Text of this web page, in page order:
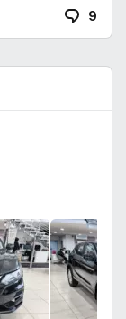
9